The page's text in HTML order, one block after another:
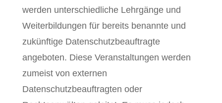
werden unterschiedliche Lehrgänge und
Weiterbildungen für bereits benannte und
zukünftige Datenschutzbeauftragte
angeboten. Diese Veranstaltungen werden
zumeist von externen
Datenschutzbeauftragten oder